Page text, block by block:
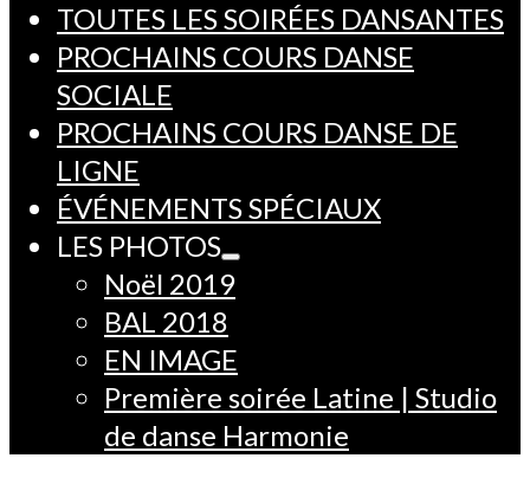
TOUTES LES SOIRÉES DANSANTES
PROCHAINS COURS DANSE
SOCIALE
PROCHAINS COURS DANSE DE
LIGNE
ÉVÉNEMENTS SPÉCIAUX
LES PHOTOS
Noël 2019
BAL 2018
EN IMAGE
Première soirée Latine | Studio
de danse Harmonie